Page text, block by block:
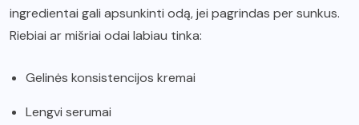
ingredientai gali apsunkinti odą, jei pagrindas per sunkus.
Riebiai ar mišriai odai labiau tinka:
Gelinės konsistencijos kremai
Lengvi serumai